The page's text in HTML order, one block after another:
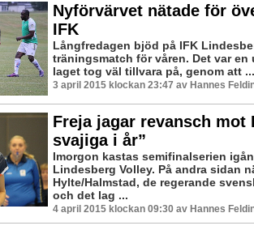
Nyförvärvet nätade för
IFK
Långfredagen bjöd på IFK
träningsmatch för våren. Det var en
laget tog väl tillvara på, genom att ...
3 april 2015 klockan 23:47 av Hannes
Freja jagar revansch mot
svajiga i år”
Imorgon kastas semifinalserien
Lindesberg Volley. På andra sidan
Hylte/Halmstad, de regerande
och det lag ...
4 april 2015 klockan 09:30 av Hannes